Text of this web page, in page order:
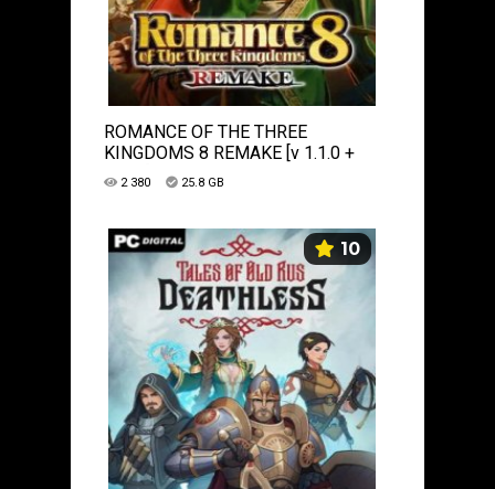
ROMANCE OF THE THREE
KINGDOMS 8 REMAKE [v 1.1.0 +
DLCs] (2024) PC | Лицензия
2 380 25.8 GB
10